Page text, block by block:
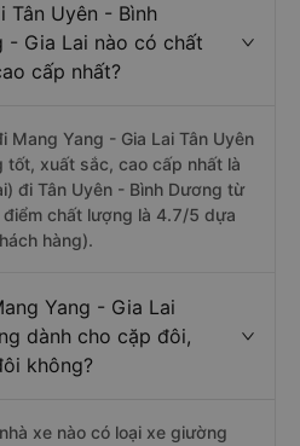
Tân Uyên - Bình
- Gia Lai nào có chất
cấp nhất?
Mang Yang - Gia Lai Tân Uyên
tốt, xuất sắc, cao cấp nhất là
đi Tân Uyên - Bình Dương từ
chất lượng là 4.7/5 dựa
hàng).
Yang - Gia Lai
dành cho cặp đôi,
không?
xe nào có loại xe giường